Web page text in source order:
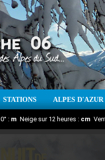
STATIONS ALPES D'AZUR
: m Neige sur 12 heures : cm